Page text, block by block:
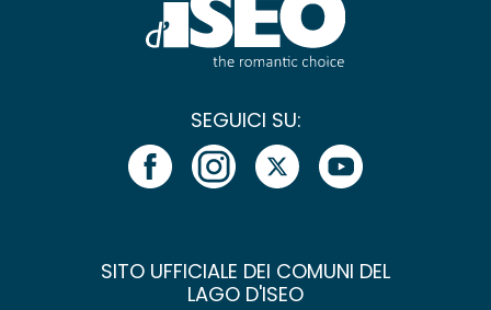
SEGUICI SU:
SITO UFFICIALE DEI COMUNI DEL
LAGO D'ISEO